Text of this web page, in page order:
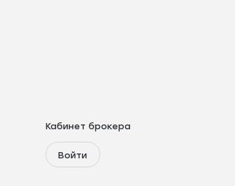
Кабинет брокера
Войти